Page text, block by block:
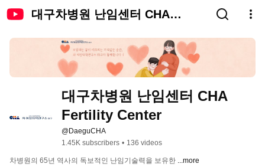
대구차병원 난임센터 CHA
대구차병원 난임센터 CHA
Fertility Center
@DaeguCHA
1.45K subscribers • 136 videos
차병원의 65년 역사의 독보적인 난임기술력을 보유한 ...more